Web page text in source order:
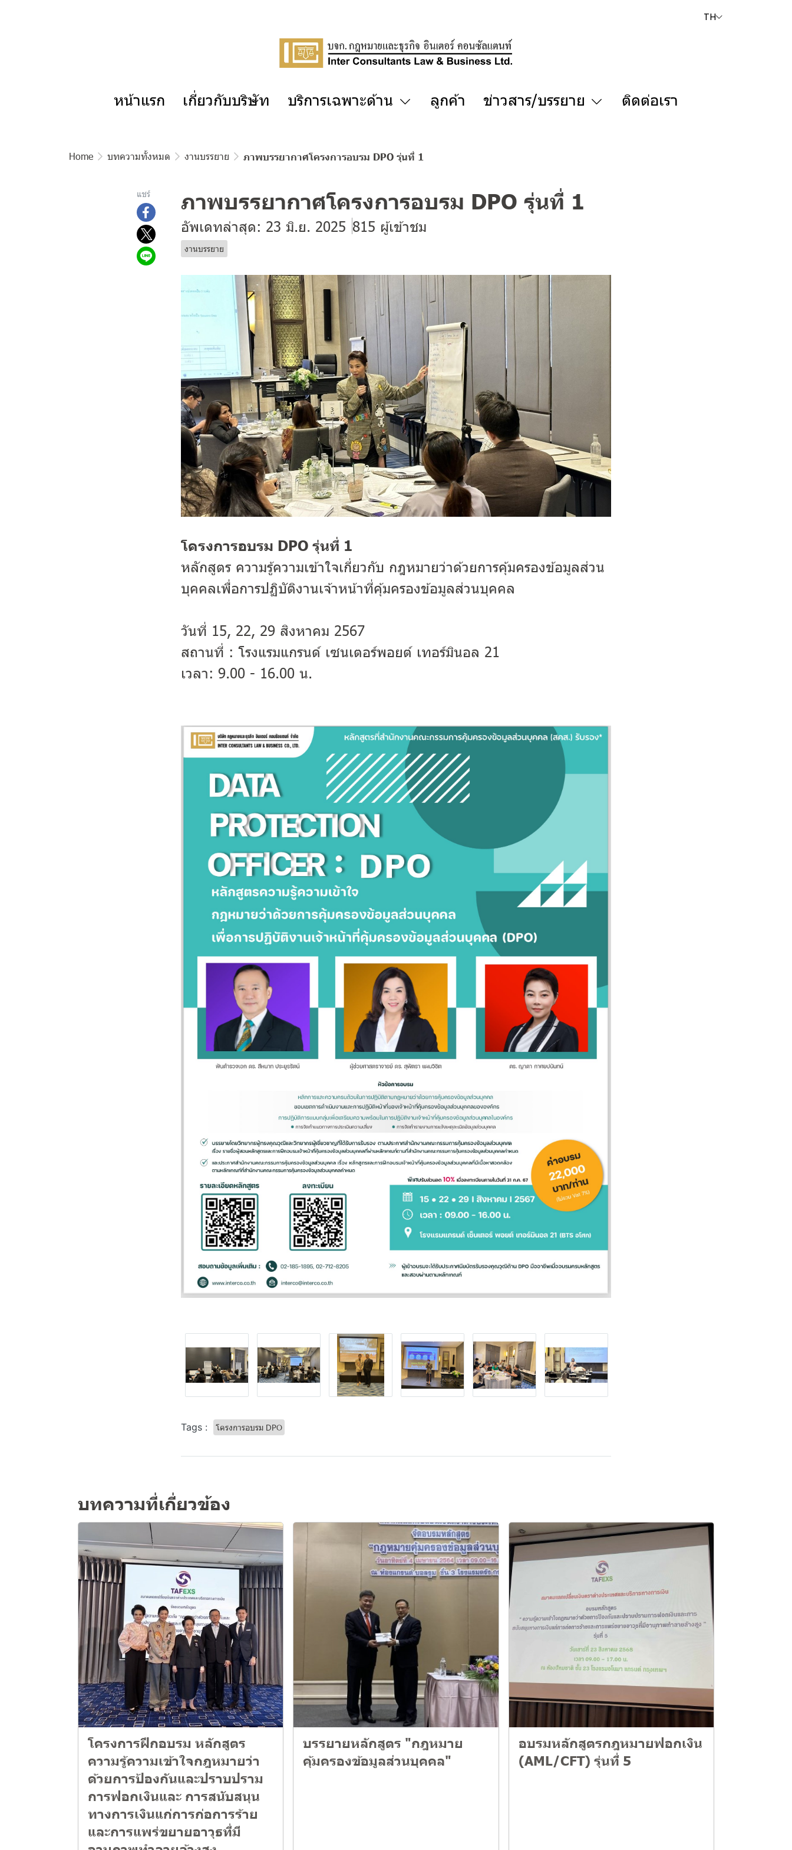
TH
หน้าแรก เกี่ยวกับบริษัท บริการเฉพาะด้าน ลูกค้า ข่าวสาร/บรรยาย ติดต่อเรา
Home บทความทั้งหมด งานบรรยาย ภาพบรรยากาศโครงการอบรม DPO รุ่นที่ 1
แชร์ ภาพบรรยากาศโครงการอบรม DPO รุ่นที่ 1
อัพเดทล่าสุด: 23 มิ.ย. 2025 815 ผู้เข้าชม
งานบรรยาย
โครงการอบรม DPO รุ่นที่ 1
หลักสูตร ความรู้ความเข้าใจเกี่ยวกับ กฎหมายว่าด้วยการคุ้มครองข้อมูลส่วน
บุคคลเพื่อการปฏิบัติงานเจ้าหน้าที่คุ้มครองข้อมูลส่วนบุคคล
วันที่ 15, 22, 29 สิงหาคม 2567
สถานที่ : โรงแรมแกรนด์ เซนเตอร์พอยต์ เทอร์มินอล 21
เวลา: 9.00 - 16.00 น.
Tags : โครงการอบรม DPO
บทความที่เกี่ยวข้อง
โครงการฝึกอบรม หลักสูตร
ความรู้ความเข้าใจกฎหมายว่า
ด้วยการป้องกันและปราบปราม
การฟอกเงินและ การสนับสนุน
ทางการเงินแก่การก่อการร้าย
และการแพร่ขยายอาวุธที่มี
บรรยายหลักสูตร "กฎหมาย
คุ้มครองข้อมูลส่วนบุคคล"
อบรมหลักสูตรกฎหมายฟอกเงิน
(AML/CFT) รุ่นที่ 5